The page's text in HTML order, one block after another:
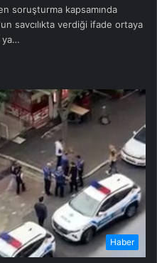
soruşturma kapsamında
savcılıkta verdiği ifade ortaya
ya…
Haber